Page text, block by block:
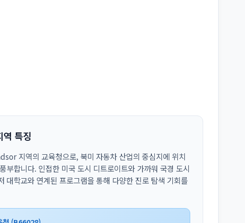
특징
지역의 교육청으로, 북미 자동차 산업의 중심지에 위치
부합니다. 인접한 미국 도시 디트로이트와 가까워 국경 도시
대학교와 연계된 프로그램을 통해 다양한 진로 탐색 기회를